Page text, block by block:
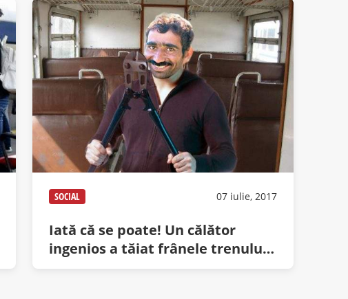
SOCIAL 07 iulie, 2017
Iată că se poate! Un călător
ingenios a tăiat frânele trenului
Satu Mare – Constanța şi a ajuns